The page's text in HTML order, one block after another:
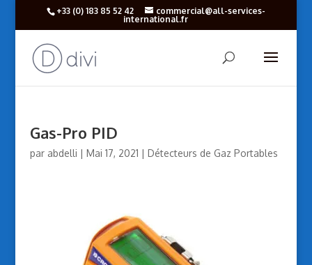
+33 (‎0) 183 85 52 42
commercial@all-services-
international.fr
Gas-Pro PID
par abdelli | Mai 17, 2021 | Détecteurs de Gaz Portables